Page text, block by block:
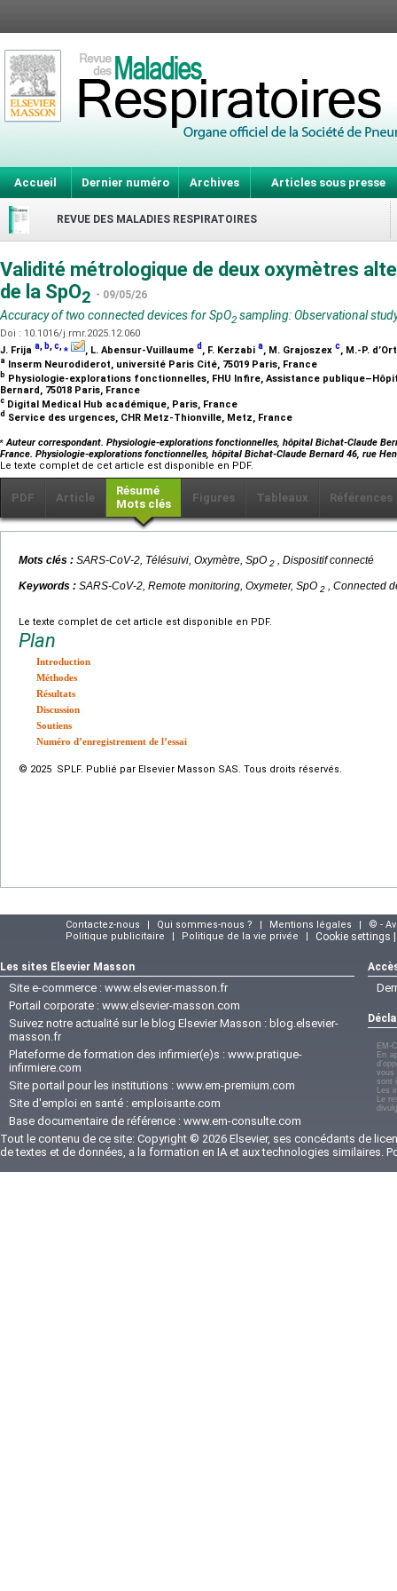
Accueil Dernier numéro Archives Articles sous presse
REVUE DES MALADIES RESPIRATOIRES
Validité métrologique de deux oxymètres
de la SpO2 - 09/05/26
Accuracy of two connected devices for SpO2 sampling: Observational
Doi : 10.1016/j.rmr.2025.12.060
J. Frija a, b,c,⁎ , L. Abensur-Vuillaume d , F. Kerzabi a, M. Grajoszex c, M.-P.
a Inserm Neurodiderot, université Paris Cité, 75019 Paris, France
b Physiologie-explorations fonctionnelles, FHU Infire, Assistance
Bernard, 75018 Paris, France
c Digital Medical Hub académique, Paris, France
d Service des urgences, CHR Metz-Thionville, Metz, France
⁎ Auteur correspondant. Physiologie-explorations fonctionnelles, hôpital Bichat-Claude
France. Physiologie-explorations fonctionnelles, hôpital Bichat-Claude Bernard 46, rue
Le texte complet de cet article est disponible en PDF.
PDF Article
Résumé
Mots clés
Figures Tableaux Références
Mots clés : SARS-CoV-2, Télésuivi, Oxymètre, SpO 2 , Dispositif connecté
Keywords : SARS-CoV-2, Remote monitoring, Oxymeter, SpO 2 , Connected
Le texte complet de cet article est disponible en PDF.
Plan
Introduction
Méthodes
Résultats
Discussion
Soutiens
Numéro d’enregistrement de l’essai
© 2025 SPLF. Publié par Elsevier Masson SAS. Tous droits réservés.
Contactez-nous Qui sommes-nous ? Mentions légales
© -
Politique publicitaire
Politique de la vie privée Cookie settings
Les sites Elsevier Masson
Site e-commerce : www.elsevier-masson.fr
Portail corporate : www.elsevier-masson.com
Suivez notre actualité sur le blog Elsevier Masson : blog.elsevier-
masson.fr
Plateforme de formation des infirmier(e)s : www.pratique-
infirmiere.com
Site portail pour les institutions : www.em-premium.com
Site d'emploi en santé : emploisante.com
Base documentaire de référence : www.em-consulte.com
EM-
En
vous
sont
Les
Le
Tout le contenu de ce site: Copyright © 2026 Elsevier, ses concédants de
de textes et de données, a la formation en IA et aux technologies similaires.